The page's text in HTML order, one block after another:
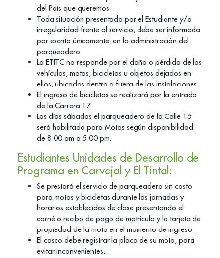
del País que queremos.
Toda situación presentada por el Estudiante y/o
irregularidad frente al servicio, debe ser informada
por escrito únicamente, en la administración del
parqueadero.
La ETITC no responde por el daño o pérdida de los
vehículos, motos, bicicletas u objetos dejados en
ellos, ubicados dentro o fuera de las instalaciones.
El ingreso de bicicletas se realizará por la entrada
de la Carrera 17.
Los días sábados el parqueadero de la Calle 15
será habilitado para Motos según disponibilidad
de 8:00 am a 5:00 pm.
Estudiantes Unidades de Desarrollo de
Programa en Carvajal y El Tintal:
Se prestará el servicio de parqueadero sin costo
para motos y bicicletas durante las jornadas y
horarios establecidos de clase presentando el
carné o recibo de pago de matrícula y la tarjeta de
propiedad de la moto en el momento de ingreso.
El casco debe registrar la placa de su moto, para
evitar inconvenientes.